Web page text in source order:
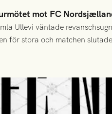
mot FC
Ullevi väntade
för stora och matchen